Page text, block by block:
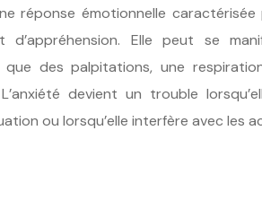
réponse émotionnelle
d’appréhension. Elle peut se
que des palpitations, une
devient un trouble
ou lorsqu’elle interfère avec les